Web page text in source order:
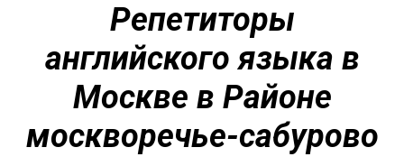
Репетиторы
английского языка в
Москве в Районе
москворечье-сабурово